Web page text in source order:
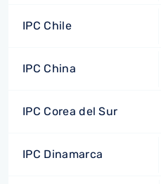
IPC Chile
IPC China
IPC Corea del Sur
IPC Dinamarca